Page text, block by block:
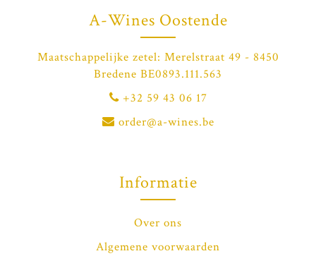
A-Wines Oostende
Maatschappelijke zetel: Merelstraat 49 - 8450
Bredene BE0893.111.563
+32 59 43 06 17
order@a-wines.be
Informatie
Over ons
Algemene voorwaarden